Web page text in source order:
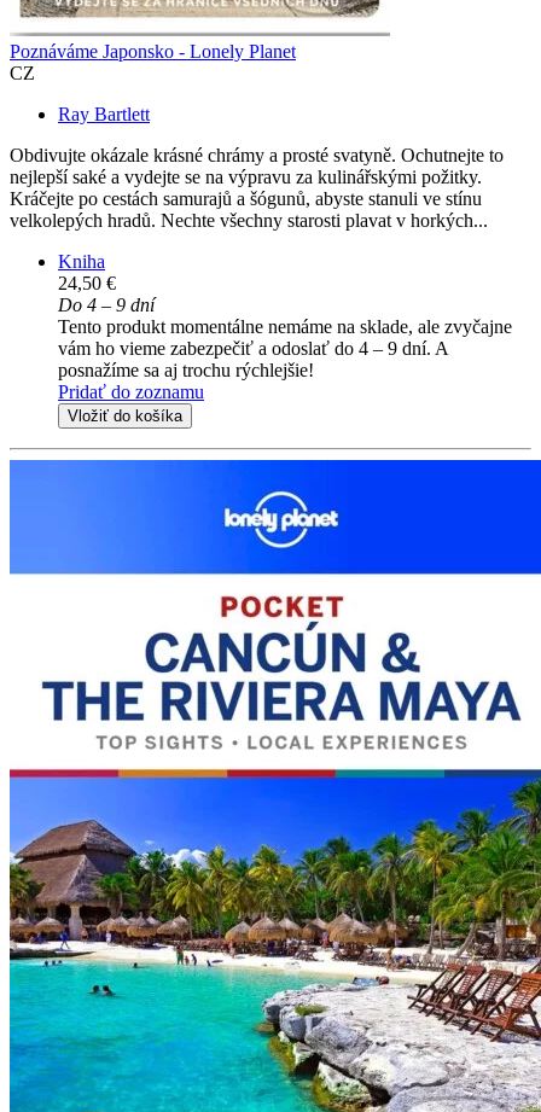
Poznáváme Japonsko - Lonely Planet
CZ
Ray Bartlett
Obdivujte okázale krásné chrámy a prosté svatyně. Ochutnejte to
nejlepší saké a vydejte se na výpravu za kulinářskými požitky.
Kráčejte po cestách samurajů a šógunů, abyste stanuli ve stínu
velkolepých hradů. Nechte všechny starosti plavat v horkých...
Kniha
24,50 €
Do 4 – 9 dní
Tento produkt momentálne nemáme na sklade, ale zvyčajne
vám ho vieme zabezpečiť a odoslať do 4 – 9 dní. A
posnažíme sa aj trochu rýchlejšie!
Pridať do zoznamu
Vložiť do košíka